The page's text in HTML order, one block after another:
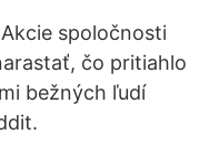
spoločnosti
čo pritiahlo
bežných ľudí